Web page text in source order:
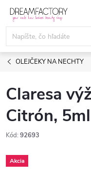
Prejsť
obsah
OLEJČEKY NA NECHTY
Claresa
Citrón, 5ml
Kód: 92693
Akcia